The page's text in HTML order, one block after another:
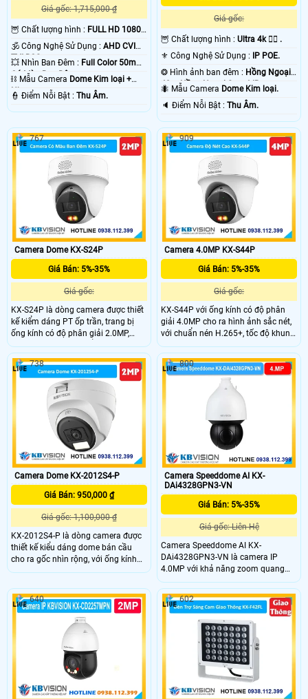
Giá gốc: 1,715,000 ₫
🦉 Chất lượng hình : FULL HD 1080P
🕉️ Công Nghệ Sử Dụng : AHD CVI
TVI BCS.
💥 Nhìn Ban Đêm : Full Color 50m
Có Màu Ban Ðêm.
⛓ Mẫu Camera Dome Kim loại +
Nhựa.
️👮 Điểm Nỗi Bật : Thu Âm.
Giá gốc:
🦉 Chất lượng hình :Ultra 4k 👍🏾 .
⚜️ Công Nghệ Sử Dụng :
IP POE.
❂ Hình ảnh ban đêm : Hồng Ngoại
40m Hồng Ngoại Smart IR.
🐜 Mẫu Camera Dome Kim loại.
️🔈 Điểm Nỗi Bật :Thu Âm.
Camera Dome KX-S24P
Giá Bán: 5%-35%
Giá gốc:
KX-S24P là dòng camera được thiết
kế kiểm dáng PT ốp trần, trang bị
ống kính có độ phân giải 2.0MP,
cảm biến Cmos , chuẩn nén H.265+
giúp tiết kiệm băng thông khi lưu
trữ, hỗ trợ PoE, tích hợp micro và loa
đàm thoại 2 chiều, nhìn hình ảnh có
màu vao ban đêm
767
Camera 4.0MP KX-S44P
Giá Bán: 5%-35%
Giá gốc:
KX-S44P với ống kính có độ phân
giải 4.0MP cho ra hình ảnh sắc nét,
với chuẩn nén H.265+, tốc độ khung
hình 25/30fps, trang bị đèn Led giúp
nhìn hình ảnh có màu vào ban đêm
với khoảng cách 30m, trang bị tính
năng thông minh bảo vệ vành đai,
phát hiện con người và phương tiện
909
Camera Dome KX-2012S4-P
Giá Bán: 950,000 ₫
Giá gốc: 1,100,000 ₫
KX-2012S4-P là dòng camera được
thiết kế kiểu dáng dome bán cầu
cho ra gốc nhìn rộng, với ống kính
có độ phân giải 2.0Mp, trang bị đèn
ban đêm khoảng cách 15m, chống
ngược sáng DWDR, sử dụng chung
738
Camera Speeddome AI KX-
DAi4328GPN3-VN
Giá Bán: 5%-35%
Giá gốc: Liên Hệ
Camera Speeddome AI KX-
DAi4328GPN3-VN là camera IP
4.0MP với khả năng zoom quang
32x và zoom số 16x. KX-
DAi4328GPN3-VN hỗ trợ phát hiện
khuôn mặt, nhận dạng người và xe
(SMD 4.0), cùng chức năng AI Auto
Tracking và IVS, hồng ngoại tầm xa
150m và chuẩn bảo vệ IP67 và
800
640 602